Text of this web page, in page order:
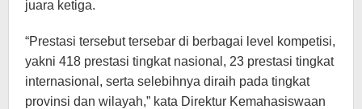
juara ketiga.
“Prestasi tersebut tersebar di berbagai level kompetisi,
yakni 418 prestasi tingkat nasional, 23 prestasi tingkat
internasional, serta selebihnya diraih pada tingkat
provinsi dan wilayah,” kata Direktur Kemahasiswaan